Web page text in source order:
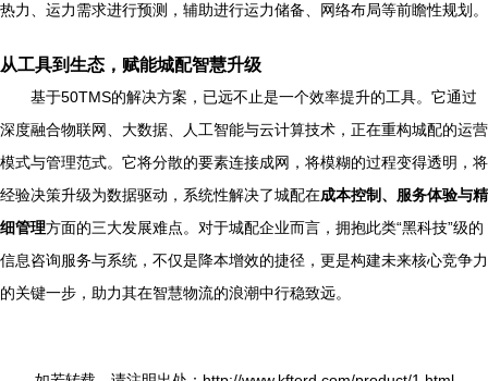
热力、运力需求进行预测，辅助进行运力储备、网络布局等前瞻性规划。
从工具到生态，赋能城配智慧升级
基于50TMS的解决方案，已远不止是一个效率提升的工具。它通过
深度融合物联网、大数据、人工智能与云计算技术，正在重构城配的运营
模式与管理范式。它将分散的要素连接成网，将模糊的过程变得透明，将
经验决策升级为数据驱动，系统性解决了城配在成本控制、服务体验与精
细管理方面的三大发展难点。对于城配企业而言，拥抱此类“黑科技”级的
信息咨询服务与系统，不仅是降本增效的捷径，更是构建未来核心竞争力
的关键一步，助力其在智慧物流的浪潮中行稳致远。